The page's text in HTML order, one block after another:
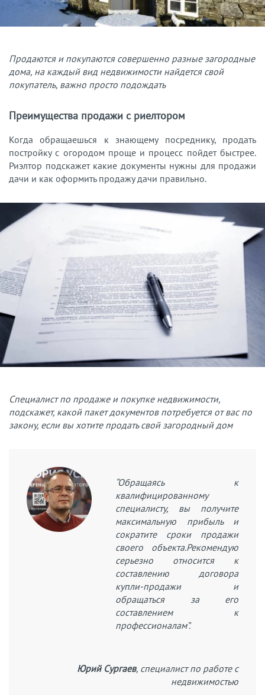
Продаются и покупаются совершенно разные загородные
дома, на каждый вид недвижимости найдется свой
покупатель, важно просто подождать
Преимущества продажи с риелтором
Когда обращаешься к знающему посреднику, продать
постройку с огородом проще и процесс пойдет быстрее.
Риэлтор подскажет какие документы нужны для продажи
дачи и как оформить продажу дачи правильно.
Специалист по продаже и покупке недвижимости,
подскажет, какой пакет документов потребуется от вас по
закону, если вы хотите продать свой загородный дом
“Обращаясь к
квалифицированному
специалисту, вы получите
максимальную прибыль и
сократите сроки продажи
своего объекта.Рекомендую
серьезно относится к
составлению договора
купли-продажи и
обращаться за его
составлением к
профессионалам”.
Юрий Сургаев, специалист по работе с
недвижимостью